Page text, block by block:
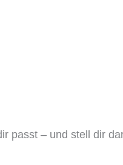
passt – und stell dir